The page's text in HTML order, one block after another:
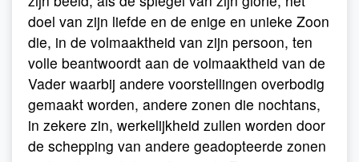
doel van zijn liefde en de enige en unieke Zoon
die, in de volmaaktheid van zijn persoon, ten
volle beantwoordt aan de volmaaktheid van de
Vader waarbij andere voorstellingen overbodig
gemaakt worden, andere zonen die nochtans,
in zekere zin, werkelijkheid zullen worden door
de schepping van andere geadopteerde zonen